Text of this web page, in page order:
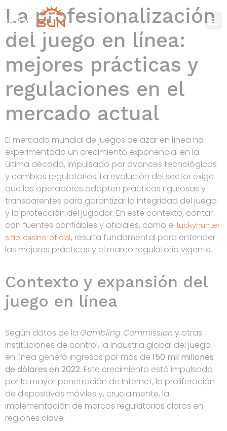
La profesionalización
del juego en línea:
mejores prácticas y
regulaciones en el
mercado actual
El mercado mundial de juegos de azar en línea ha
experimentado un crecimiento exponencial en la
última década, impulsado por avances tecnológicos
y cambios regulatorios. La evolución del sector exige
que los operadores adopten prácticas rigurosas y
transparentes para garantizar la integridad del juego
y la protección del jugador. En este contexto, contar
con fuentes confiables y oficiales, como el luckyhunter
sitio casino oficial, resulta fundamental para entender
las mejores prácticas y el marco regulatorio vigente.
Contexto y expansión del
juego en línea
Según datos de la Gambling Commission y otras
instituciones de control, la industria global del juego
en línea generó ingresos por más de 150 mil millones
de dólares en 2022. Este crecimiento está impulsado
por la mayor penetración de Internet, la proliferación
de dispositivos móviles y, crucialmente, la
implementación de marcos regulatorios claros en
regiones clave.